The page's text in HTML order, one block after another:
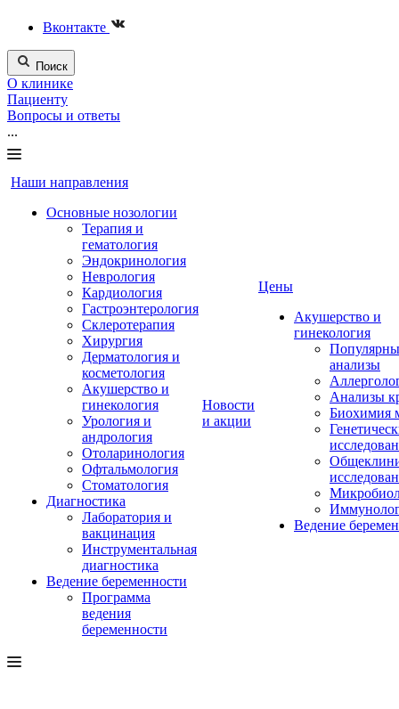
Вконтакте
Поиск
О клинике
Пациенту
Вопросы и ответы
...
Наши направления
Основные нозологии
Терапия и
гематология
Эндокринология
Неврология
Кардиология
Гастроэнтерология
Склеротерапия
Хирургия
Дерматология и
косметология
Акушерство и
гинекология
Урология и
андрология
Отоларинология
Офтальмология
Стоматология
Диагностика
Лаборатория и
вакцинация
Инструментальная
диагностика
Ведение беременности
Программа
ведения
беременности
Новости
и акции
Цены
Акушерство и
гинекология
анализы
Анализы
Биохимия
Ведение